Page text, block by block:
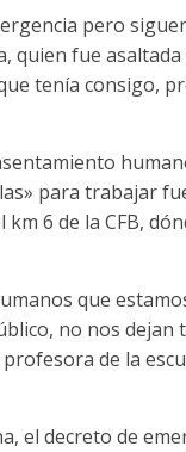
pero
quien fue
tenía consigo,
para trabajar
6 de la CFB,
que
no nos
de la
el decreto de